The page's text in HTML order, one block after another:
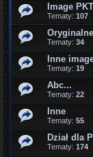
Image PKT
Tematy: 107
Tematy: 34
Inne
Tematy: 19
Abc...
Tematy: 22
Inne
Tematy: 55
Dział dla
Tematy: 174